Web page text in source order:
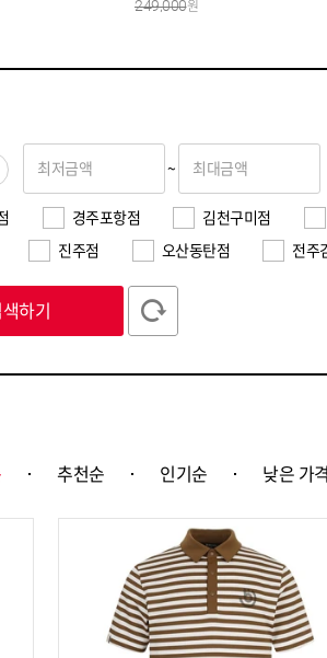
249,000
최저금액 ~ 최대금액
경주포항점 김천구미점
진주점 오산동탄점 전주
하기
추천순 인기순 낮은 가